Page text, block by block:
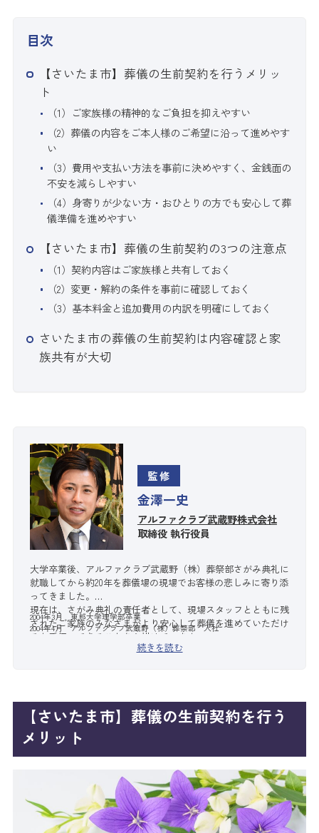
目次
【さいたま市】葬儀の生前契約を行うメリッ
ト
（1）ご家族様の精神的なご負担を抑えやすい
（2）葬儀の内容をご本人様のご希望に沿って進めやす
い
（3）費用や支払い方法を事前に決めやすく、金銭面の
不安を減らしやすい
（4）身寄りが少ない方・おひとりの方でも安心して葬
儀準備を進めやすい
【さいたま市】葬儀の生前契約の3つの注意点
（1）契約内容はご家族様と共有しておく
（2）変更・解約の条件を事前に確認しておく
（3）基本料金と追加費用の内訳を明確にしておく
さいたま市の葬儀の生前契約は内容確認と家
族共有が大切
監修
金澤一史
アルファクラブ武蔵野株式会社
取締役 執行役員
大学卒業後、アルファクラブ武蔵野（株）葬祭部さがみ典礼に
就職してから約20年を葬儀場の現場でお客様の悲しみに寄り添
ってきました。
現在は、さがみ典礼の責任者として、現場スタッフとともに残
されたご家族のみなさまがより安心して葬儀を進めていただけ
るお手伝いできることを心掛けています。
2004年3月 東邦大学理学部卒業
2004年4月 アルファクラブ武蔵野（株）葬祭部 入社
続きを読む
【さいたま市】葬儀の生前契約を行う
メリット